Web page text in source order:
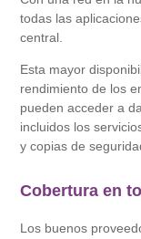
todas las
central.
Esta mayor
rendimiento de los
pueden acceder a
incluidos los
y copias de
Cobertura en
Los buenos